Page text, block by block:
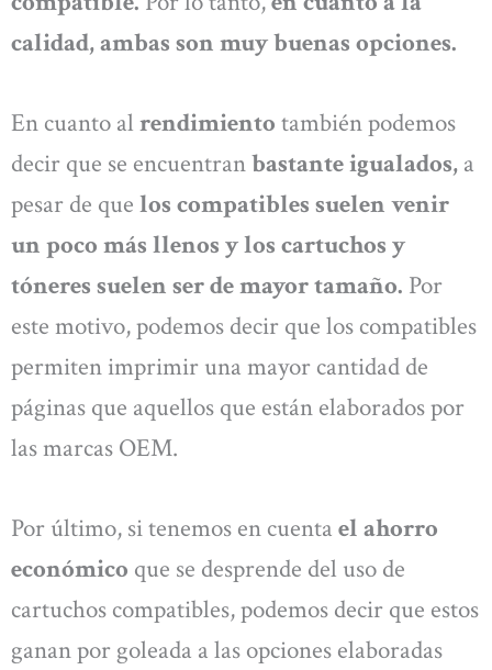
calidad, ambas son muy buenas opciones.
En cuanto al rendimiento también podemos
decir que se encuentranbastante igualados, a
pesar de que los compatibles suelen venir
un poco más llenos y los cartuchos y
tóneres suelen ser de mayor tamaño. Por
este motivo, podemos decir que los compatibles
permiten imprimir una mayor cantidad de
páginas que aquellos que están elaborados por
las marcas OEM.
Por último, si tenemos en cuenta el ahorro
económico que se desprende del uso de
cartuchos compatibles, podemos decir que estos
ganan por goleada a las opciones elaboradas